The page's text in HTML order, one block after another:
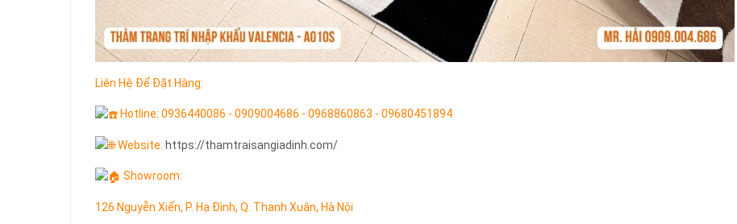
Liên Hệ Để Đặt Hàng:
Hotline: 0936440086 - 0909004686 - 0968860863 - 09680451894
Website: https://thamtraisangiadinh.com/
Showroom:
126 Nguyễn Xiển, P. Hạ Đình, Q. Thanh Xuân, Hà Nội